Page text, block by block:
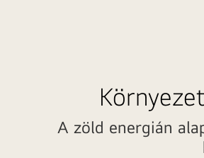
A zöld energián